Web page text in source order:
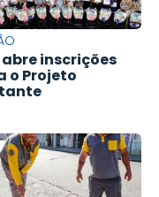
abre inscrições
o Projeto